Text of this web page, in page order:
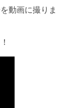
動画に撮りま